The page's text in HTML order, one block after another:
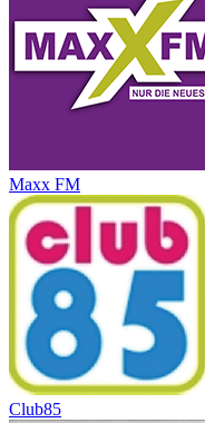
Maxx FM
Club85